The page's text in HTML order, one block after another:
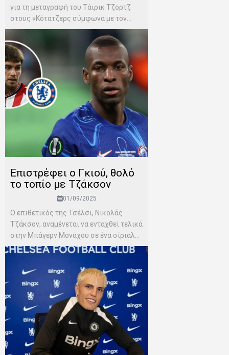
για τη μεταγραφή του Τάιρικ Τζορτζ
στους «Κότατζερς σύμφωνα με τον...
Επιστρέφει ο Γκιού, θολό
το τοπίο με Τζάκσον
01/09/2025
Ο επιθετικός της Τσέλσι, Νικολάς
Τζάκσον, αναμένεται να ενταχθεί τελικά
στην Μπάγερν Μονάχου σε ένα σίριαλ...